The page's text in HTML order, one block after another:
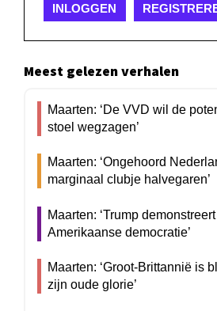
INLOGGEN
Meest gelezen verhalen
Maarten: ‘De VVD wil de
stoel wegzagen’
Maarten: ‘Ongehoord
marginaal clubje halvegaren’
Maarten: ‘Trump
Amerikaanse democratie’
Maarten: ‘Groot-Brittannië is
zijn oude glorie’